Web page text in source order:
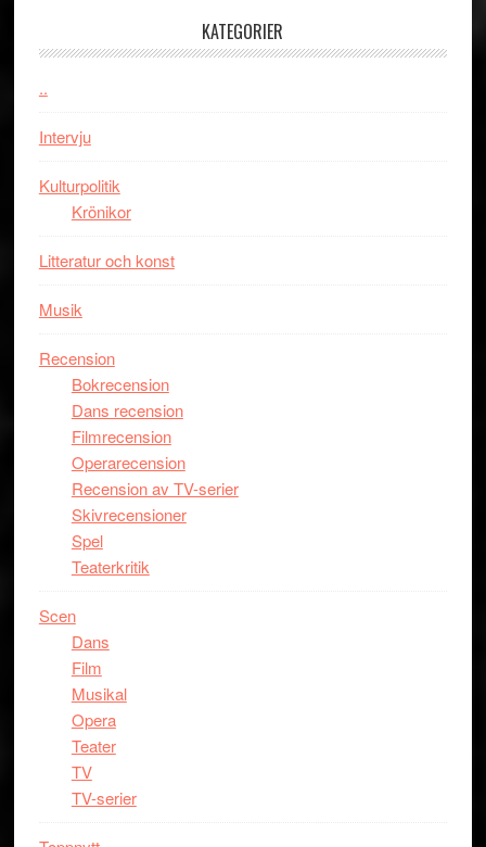
Jackie
Vem
KATEGORIER
..
Intervju
Kulturpolitik
Krönikor
Litteratur och konst
Musik
Recension
Bokrecension
Dans recension
Filmrecension
Operarecension
Recension av TV-serier
Skivrecensioner
Spel
Teaterkritik
Scen
Dans
Film
Musikal
Opera
Teater
TV
TV-serier